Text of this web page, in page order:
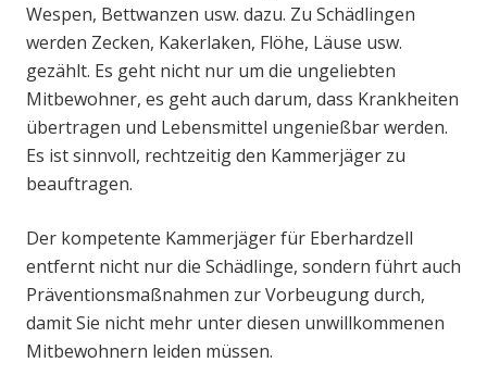
Wespen, Bettwanzen usw. dazu. Zu Schädlingen
werden Zecken, Kakerlaken, Flöhe, Läuse usw.
gezählt. Es geht nicht nur um die ungeliebten
Mitbewohner, es geht auch darum, dass Krankheiten
übertragen und Lebensmittel ungenießbar werden.
Es ist sinnvoll, rechtzeitig den Kammerjäger zu
beauftragen.
Der kompetente Kammerjäger für Eberhardzell
entfernt nicht nur die Schädlinge, sondern führt auch
Präventionsmaßnahmen zur Vorbeugung durch,
damit Sie nicht mehr unter diesen unwillkommenen
Mitbewohnern leiden müssen.